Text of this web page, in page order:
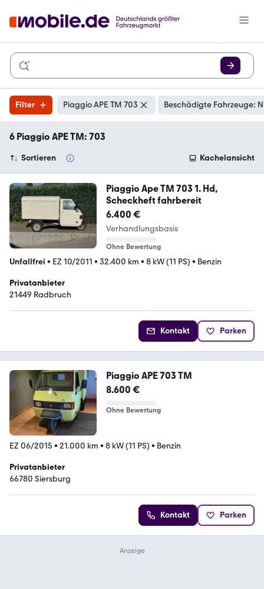
Filter Piaggio APE TM 703 Beschädigte Fahrzeuge:
6 Piaggio APE TM: 703
Sortieren Kachelansicht
Piaggio Ape TM 703 1. Hd,
Scheckheft fahrbereit
6.400 €
Verhandlungsbasis
Ohne Bewertung
Unfallfrei • EZ 10/2011 • 32.400 km • 8 kW (11 PS) • Benzin
Privatanbieter
21449 Radbruch
Kontakt Parken
Piaggio APE 703 TM
8.600 €
Ohne Bewertung
EZ 06/2015 • 21.000 km • 8 kW (11 PS) • Benzin
Privatanbieter
66780 Siersburg
Kontakt Parken